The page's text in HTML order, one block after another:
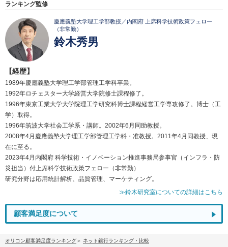
ランキング監修
慶應義塾大学理工学部教授／内閣府 上席科学技術政策フェロー
（非常勤）
鈴木秀男
【経歴】
1989年慶應義塾大学理工学部管理工学科卒業。
1992年ロチェスター大学経営大学院修士課程修了。
1996年東京工業大学大学院理工学研究科博士課程経営工学専攻修了。博士（工
学）取得。
1996年筑波大学社会工学系・講師。2002年6月同助教授。
2008年4月慶應義塾大学理工学部管理工学科・准教授。2011年4月同教授、現
在に至る。
2023年4月内閣府 科学技術・イノベーション推進事務局参事官（インフラ・防
災担当）付上席科学技術政策フェロー（非常勤）
研究分野は応用統計解析、品質管理、マーケティング。
≫鈴木研究室についての詳細はこちら
顧客満足度について
オリコン顧客満足度ランキング
ネット銀行ランキング・比較